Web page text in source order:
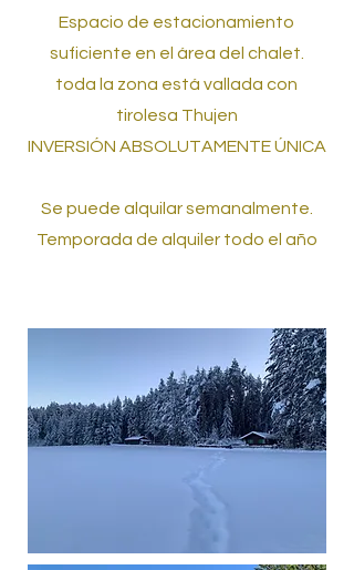
Espacio de estacionamiento
suficiente en el área del chalet.
toda la zona está vallada con
tirolesa Thujen
INVERSIÓN ABSOLUTAMENTE ÚNICA
Se puede alquilar semanalmente.
Temporada de alquiler todo el año